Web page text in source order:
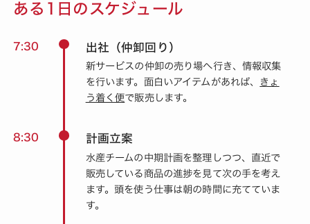
ある1日のスケジュール
7:30 出社（仲卸回り）
新サービスの仲卸の売り場へ行き、情報収集
を行います。面白いアイテムがあれば、
きょ
う着く便で販売します。
8:30 計画立案
水産チームの中期計画を整理しつつ、直近で
販売している商品の進捗を見て次の手を考え
ます。頭を使う仕事は朝の時間に充てていま
す。